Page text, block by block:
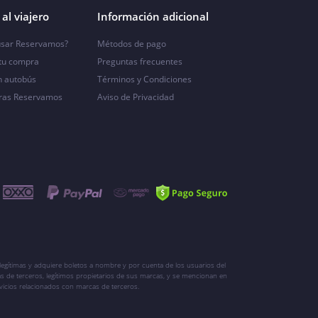
viajero
Reservamos?
compra
autobús
Reservamos
Información adicional
Métodos de pago
Preguntas frecuentes
Términos y Condiciones
Aviso de Privacidad
y adquiere boletos a nombre y por cuenta de los usuarios del
terceros, legítimos propietarios de sus marcas, y se mencionan en
relacionados con marcas de terceros.